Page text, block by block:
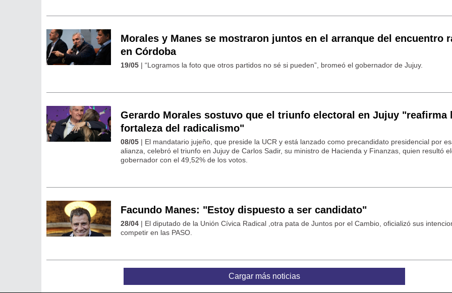
Morales y Manes se mostraron juntos en el arranque del encuentro
en Córdoba
19/05 | “Logramos la foto que otros partidos no sé si pueden”, bromeó el gobernador de Jujuy.
Gerardo Morales sostuvo que el triunfo electoral en Jujuy "reafirma
fortaleza del radicalismo"
08/05 | El mandatario jujeño, que preside la UCR y está lanzado como precandidato presidencial por
alianza, celebró el triunfo en Jujuy de Carlos Sadir, su ministro de Hacienda y Finanzas, quien resultó
gobernador con el 49,52% de los votos.
Facundo Manes: "Estoy dispuesto a ser candidato"
28/04 | El diputado de la Unión Cívica Radical ,otra pata de Juntos por el Cambio, oficializó sus
competir en las PASO.
Cargar más noticias